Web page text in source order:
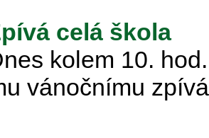
celá škola
kolem 10.
vánočnímu